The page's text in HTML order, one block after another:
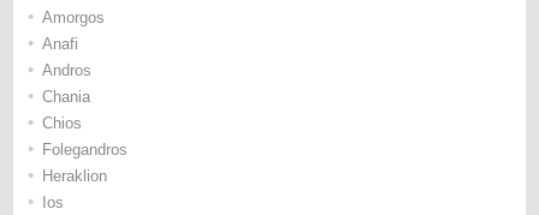
• Amorgos
• Anafi
• Andros
• Chania
• Chios
• Folegandros
• Heraklion
• Ios